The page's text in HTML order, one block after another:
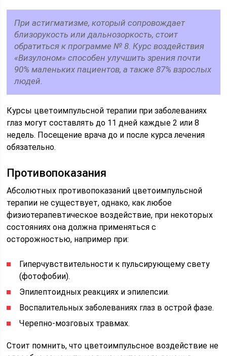
При астигматизме, который сопровождает
близорукость или дальнозоркость, стоит
обратиться к программе № 8. Курс воздействия
«Визулоном» способен улучшить зрения почти
90% маленьких пациентов, а также 87% взрослых
людей.
Курсы цветоимпульсной терапии при заболеваниях
глаз могут составлять до 11 дней каждые 2 или 8
недель. Посещение врача до и после курса лечения
обязательно.
Противопоказания
Абсолютных противопоказаний цветоимпульсной
терапии не существует, однако, как любое
физиотерапевтическое воздействие, при некоторых
состояниях она должна применяться с
осторожностью, например при:
Гиперчувствительности к пульсирующему свету
(фотофобии).
Эпилептоидных реакциях и эпилепсии.
Воспалительных заболеваниях глаз в острой фазе.
Черепно-мозговых травмах.
Стоит помнить, что цветоимпульсное воздействие не